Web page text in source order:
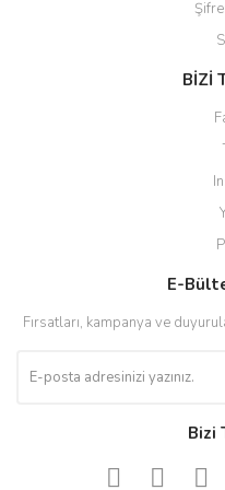
BİZİ
E-
Fırsatları, kampanya ve
Bizi